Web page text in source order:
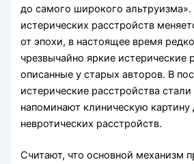
до самого широкого альтруизма».
истерических расстройств
от эпохи, в настоящее время
чрезвычайно яркие истерические
описанные у старых авторов. В
истерические расстройства
напоминают клиническую картину
невротических расстройств.
Считают, что основной механизм